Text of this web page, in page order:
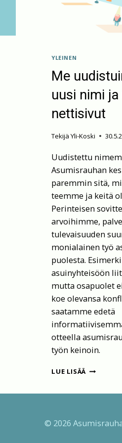
YLEINEN
Me
uusi nimi ja
nettisivut
Tekijä Yli-Koski
Uudistettu
Asumisrauhan
paremmin sitä,
teemme ja keitä
Perinteisen
arvoihimme,
tulevaisuuden
monialainen työ
puolesta.
asuinyhteisöön
mutta osapuolet
koe olevansa
saatamme edetä
otteella
työn keinoin.
LUE LISÄÄ ME
–
NIMI
© 2026